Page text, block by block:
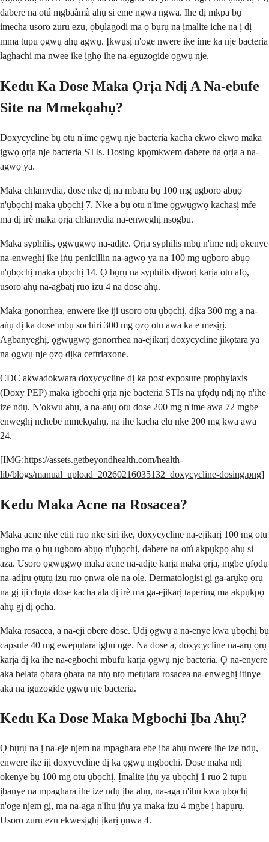
dabere na otú mgbaàmà ahụ si eme ngwa ngwa. Ihe dị mkpa bụ
imecha usoro zuru ezu, ọbụlagodi ma ọ bụrụ na ịmalite iche na ị dị
mma tupu ọgwụ ahụ agwụ. Ịkwụsị n'oge nwere ike ime ka nje bacteria
laghachi ma nwee ike ịghọ ihe na-eguzogide ọgwụ nje.
Kedu Ka Dose Maka Ọrịa Ndị A Na-ebufe
Site na Mmekọahụ?
Doxycycline bụ otu n'ime ọgwụ nje bacteria kacha ekwo ekwo maka
ịgwọ ọrịa nje bacteria STIs. Dosing kpọmkwem dabere na ọrịa a na-
agwọ ya.
Maka chlamydia, dose nke dị na mbara bụ 100 mg ugboro abụọ
n'ụbọchị maka ụbọchị 7. Nke a bụ otu n'ime ọgwụgwọ kachasị mfe
ma dị irè maka ọrịa chlamydia na-enweghị nsogbu.
Maka syphilis, ọgwụgwọ na-adịte. Ọrịa syphilis mbụ n'ime ndị okenye
na-enweghị ike ịṅụ penicillin na-agwọ ya na 100 mg ugboro abụọ
n'ụbọchị maka ụbọchị 14. Ọ bụrụ na syphilis dịworị karịa otu afọ,
usoro ahụ na-agbatị ruo izu 4 na dose ahụ.
Maka gonorrhea, enwere ike iji usoro otu ụbọchị, dịka 300 mg a na-
aṅụ dị ka dose mbụ sochiri 300 mg ọzọ otu awa ka e mesịrị.
Agbanyeghị, ọgwụgwọ gonorrhea na-ejikarị doxycycline jikọtara ya
na ọgwụ nje ọzọ dịka ceftriaxone.
CDC akwadokwara doxycycline dị ka post exposure prophylaxis
(Doxy PEP) maka igbochi ọrịa nje bacteria STIs na ụfọdụ ndị nọ n'ihe
ize ndụ. N'okwu ahụ, a na-aṅụ otu dose 200 mg n'ime awa 72 mgbe
enweghị nchebe mmekọahụ, na ihe kacha elu nke 200 mg kwa awa
24.
[IMG:https://assets.getbeyondhealth.com/health-
lib/blogs/manual_upload_20260216035132_doxycycline-dosing.png]
Kedu Maka Acne na Rosacea?
Maka acne nke etiti ruo nke siri ike, doxycycline na-ejikarị 100 mg otu
ugbo ma ọ bụ ugboro abụọ n'ụbọchị, dabere na otú akpụkpọ ahụ si
aza. Usoro ọgwụgwọ maka acne na-adịte karịa maka ọrịa, mgbe ụfọdụ
na-adịru ọtụtụ izu ruo ọnwa ole na ole. Dermatologist gị ga-arụkọ ọrụ
na gị iji chọta dose kacha ala dị irè ma ga-ejikarị tapering ma akpụkpọ
ahụ gị dị ọcha.
Maka rosacea, a na-eji obere dose. Ụdị ọgwụ a na-enye kwa ụbọchị bụ
capsule 40 mg ewepụtara igbu oge. Na dose a, doxycycline na-arụ ọrụ
karịa dị ka ihe na-egbochi mbufu karịa ọgwụ nje bacteria. Ọ na-enyere
aka belata ọbara ọbara na ntọ ntọ metụtara rosacea na-enweghị itinye
aka na iguzogide ọgwụ nje bacteria.
Kedu Ka Dose Maka Mgbochi Ịba Ahụ?
Ọ bụrụ na ị na-eje njem na mpaghara ebe ịba ahụ nwere ihe ize ndụ,
enwere ike iji doxycycline dị ka ọgwụ mgbochi. Dose maka ndị
okenye bụ 100 mg otu ụbọchị. Ịmalite ịṅụ ya ụbọchị 1 ruo 2 tupu
ịbanye na mpaghara ihe ize ndụ ịba ahụ, na-aga n'ihu kwa ụbọchị
n'oge njem gị, ma na-aga n'ihu ịṅụ ya maka izu 4 mgbe ị hapụrụ.
Usoro zuru ezu ekwesịghị ịkarị ọnwa 4.